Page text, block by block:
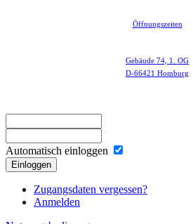
Öffnungszeiten
Gebäude 74, 1. OG
D-66421 Homburg
Automatisch einloggen
Einloggen
Zugangsdaten vergessen?
Anmelden